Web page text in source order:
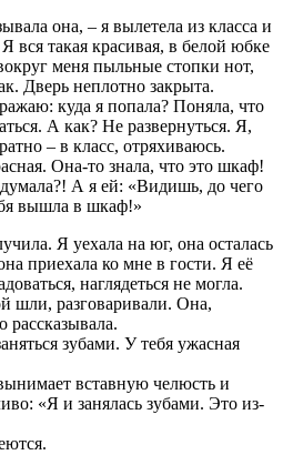
она, – я вылетела из класса и
вся такая красивая, в белой юбке
меня пыльные стопки нот,
Дверь неплотно закрыта.
куда я попала? Поняла, что
А как? Не развернуться. Я,
– в класс, отряхиваюсь.
Она-то знала, что это шкаф!
А я ей: «Видишь, до чего
вышла в шкаф!»
Я уехала на юг, она осталась
приехала ко мне в гости. Я её
наглядеться не могла.
шли, разговаривали. Она,
рассказывала.
зубами. У тебя ужасная
вставную челюсть и
«Я и занялась зубами. Это из-